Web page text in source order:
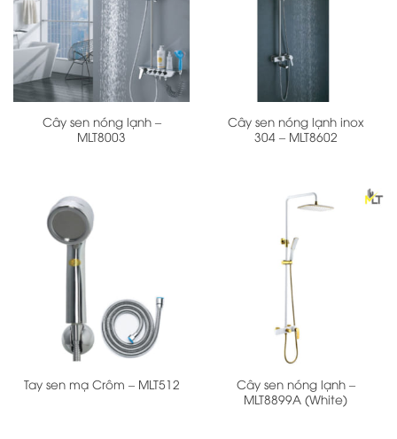
Cây sen nóng lạnh –
MLT8003
Cây sen nóng lạnh inox
304 – MLT8602
Tay sen mạ Crôm – MLT512
Cây sen nóng lạnh –
MLT8899A (White)